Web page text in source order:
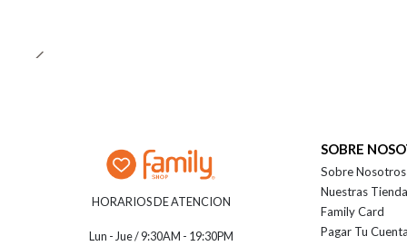
HORARIOS DE ATENCION
Lun - Jue / 9:30AM - 19:30PM
SOBRE
Sobre Nosotros
Nuestras
Family Card
Pagar Tu